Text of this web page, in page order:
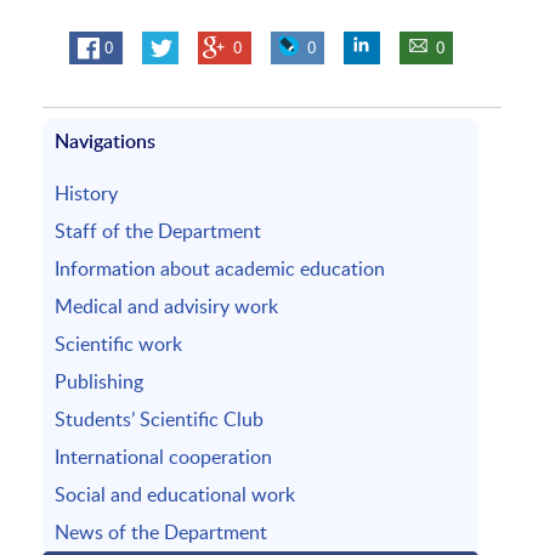
0 0 0 0
Navigations
History
Staff of the Department
Information about academic education
Medical and advisiry work
Scientific work
Publishing
Students’ Scientific Club
International cooperation
Social and educational work
News of the Department